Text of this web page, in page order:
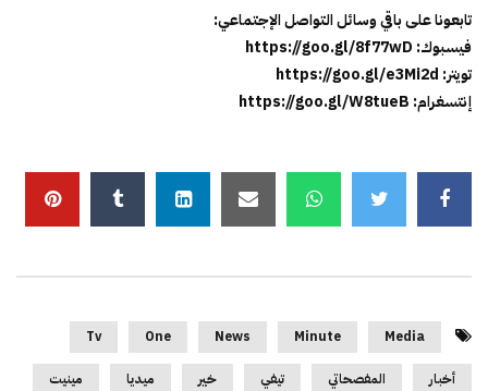
تابعونا على باقي وسائل التواصل الإجتماعي:
فيسبوك: https://goo.gl/8f77wD
تويتر: https://goo.gl/e3Mi2d
إنتسغرام: https://goo.gl/W8tueB
Media
Minute
News
One
Tv
أخبار المفصحاتي تيفي خير ميديا مينيت